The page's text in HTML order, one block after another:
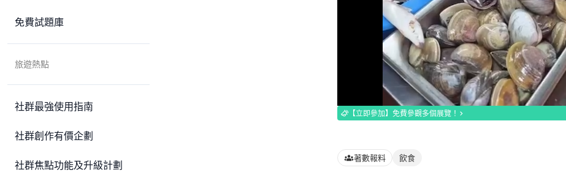
免費試題庫
旅遊熱點
社群最強使用指南
社群創作有價企劃
社群焦點功能及升級計劃
Loaded:
100.00%
【立即參加】免費參觀多個展覽！
著數報料 飲食